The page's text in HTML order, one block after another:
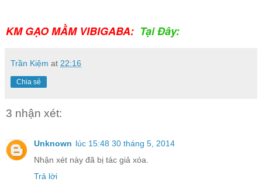
KM GẠO MẦM VIBIGABA: Tại Đây:
Trần Kiệm at 22:16
Chia sẻ
3 nhận xét:
Unknown lúc 15:48 30 tháng 5, 2014
Nhận xét này đã bị tác giả xóa.
Trả lời